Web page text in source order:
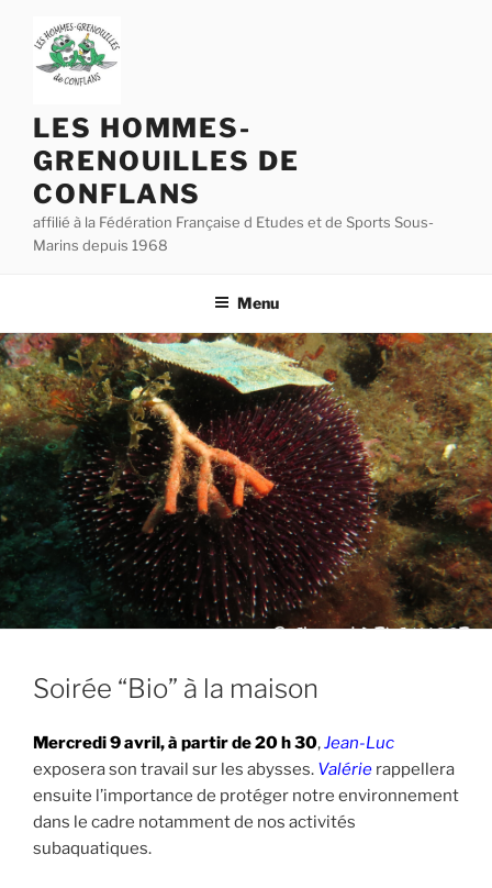
contenu
principal
LES HOMMES-
GRENOUILLES DE
CONFLANS
affilié à la Fédération Française d Etudes et de Sports Sous-
Marins depuis 1968
Menu
Soirée “Bio” à la maison
Mercredi 9 avril, à partir de 20 h 30,Jean-Luc
exposera son travail sur les abysses. Valérie rappellera
ensuite l’importance de protéger notre environnement
dans le cadre notamment de nos activités
subaquatiques.